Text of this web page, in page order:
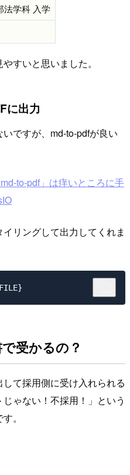
法学科 入学
すいと思いました。
に出力
ですが、md-to-pdfが良い
to-pdf」は痒いところに手
リングして出力してくれま
受かるの？
て採用側に受け入れられる
ゃない！不採用！」という
。